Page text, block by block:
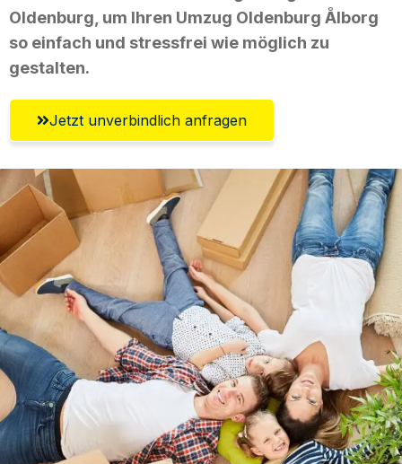
Oldenburg, um Ihren Umzug Oldenburg Ålborg
so einfach und stressfrei wie möglich zu
gestalten.
Jetzt unverbindlich anfragen